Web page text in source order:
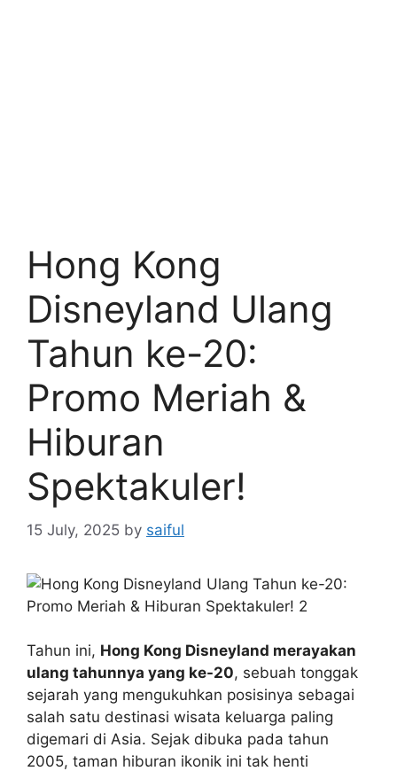
Hong Kong
Disneyland Ulang
Tahun ke-20:
Promo Meriah &
Hiburan
Spektakuler!
15 July, 2025 by saiful
Tahun ini, Hong Kong Disneyland merayakan
ulang tahunnya yang ke-20, sebuah tonggak
sejarah yang mengukuhkan posisinya sebagai
salah satu destinasi wisata keluarga paling
digemari di Asia. Sejak dibuka pada tahun
2005, taman hiburan ikonik ini tak henti